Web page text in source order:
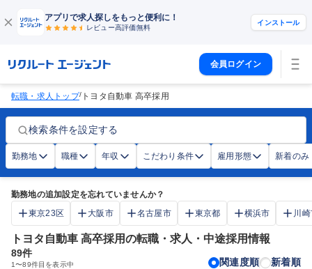
アプリで求人探しをもっと便利に！
レビュー高評価無料
インストール
会員ログイン
転職・求人トップ/ トヨタ自動車 高卒採用
検索条件を設定する
勤務地 職種 年収 こだわり条件 雇用形態 新着のみ
勤務地の追加設定を忘れていませんか？
東京23区
大阪市 名古屋市 東京都 横浜市 川
トヨタ自動車 高卒採用の転職・求人・中途採用情報
89件
1〜89件目を表示中 関連度順 新着順